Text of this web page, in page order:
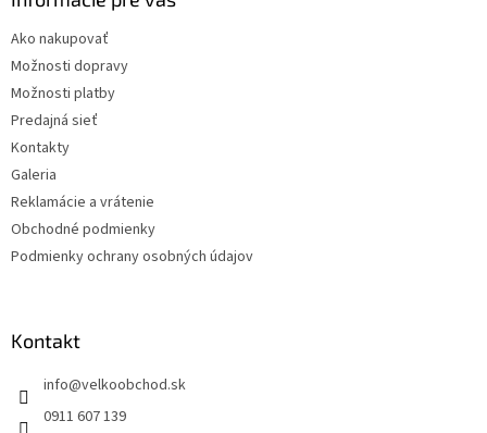
Ako nakupovať
Možnosti dopravy
Možnosti platby
Predajná sieť
Kontakty
Galeria
Reklamácie a vrátenie
Obchodné podmienky
Podmienky ochrany osobných údajov
Kontakt
info@velkoobchod.sk
0911 607 139